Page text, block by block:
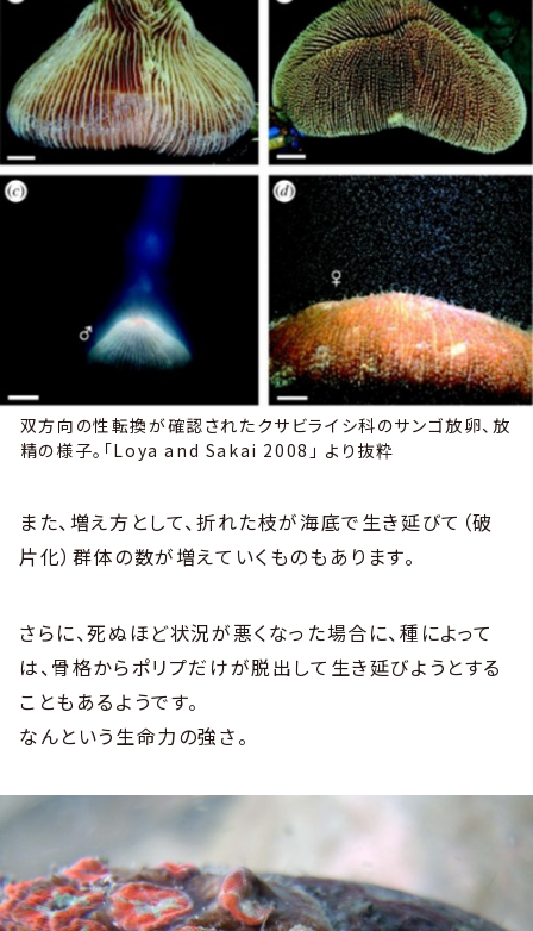
双方向の性転換が確認されたクサビライシ科のサンゴ放卵、放
精の様子。「Loya and Sakai 2008」 より抜粋
また、増え方として、折れた枝が海底で生き延びて（破
片化）群体の数が増えていくものもあります。
さらに、死ぬほど状況が悪くなった場合に、種によって
は、骨格からポリプだけが脱出して生き延びようとする
こともあるようです。
なんという生命力の強さ。